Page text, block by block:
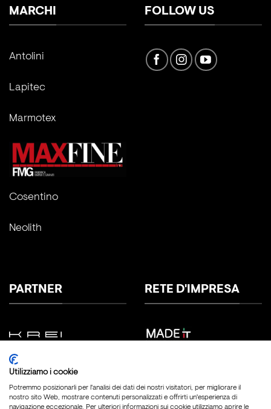
MARCHI
Antolini
Lapitec
Marmotex
Cosentino
Neolith
FOLLOW US
PARTNER RETE D'IMPRESA
Utilizziamo i cookie
Potremmo posizionarli per l'analisi dei dati dei nostri visitatori, per migliorare il
nostro sito Web, mostrare contenuti personalizzati e offrirti un'esperienza di
navigazione eccezionale. Per ulteriori informazioni sui cookie utilizziamo aprire le